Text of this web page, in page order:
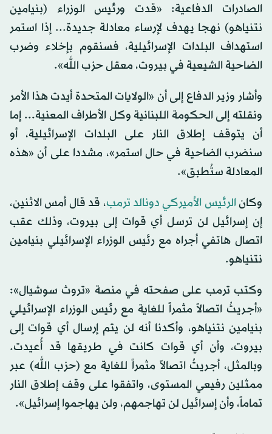
الصادرات الدفاعية: «قدت ورئيس الوزراء (بنيامين
نتنياهو) نهجا يهدف لإرساء معادلة جديدة... إذا استمر
استهداف البلدات الإسرائيلية، فسنقوم بإخلاء وضرب
الضاحية الشيعية في بيروت، معقل حزب الله».
وأشار وزير الدفاع إلى أن «الولايات المتحدة أيدت هذا الأمر
ونقلته إلى الحكومة اللبنانية وكل الأطراف المعنية... إما
أن يتوقف إطلاق النار على البلدات الإسرائيلية، أو
سنضرب الضاحية في حال استمر»، مشددا على أن «هذه
المعادلة ستُطبق».
وكانالرئيس الأميركي دونالد ترمب، قد قال أمس الاثنين،
إن إسرائيل لن ترسل أي قوات إلى بيروت، وذلك عقب
اتصال هاتفي أجراه مع رئيس الوزراء الإسرائيلي بنيامين
نتنياهو.
وكتب ترمب على صفحته في منصة «تروث سوشيال»:
«أجريتُ اتصالاً مثمراً للغاية مع رئيس الوزراء الإسرائيلي
بنيامين نتنياهو، وأكدنا أنه لن يتم إرسال أي قوات إلى
بيروت، وأن أي قوات كانت في طريقها قد أُعيدت.
وبالمثل، أجريتُ اتصالاً مثمراً للغاية مع (حزب الله) عبر
ممثلين رفيعي المستوى، واتفقوا على وقف إطلاق النار
تماماً، وأن إسرائيل لن تهاجمهم، ولن يهاجموا إسرائيل».